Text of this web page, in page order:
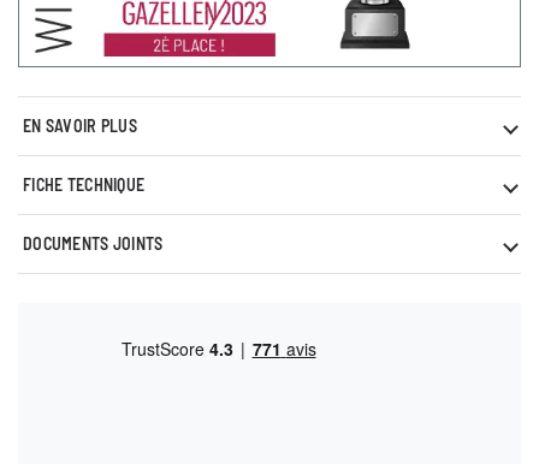
EN SAVOIR PLUS
FICHE TECHNIQUE
DOCUMENTS JOINTS